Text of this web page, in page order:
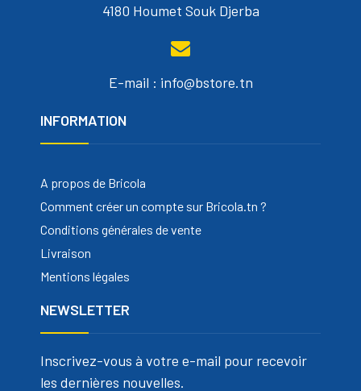
4180 Houmet Souk Djerba
E-mail : info@bstore.tn
INFORMATION
A propos de Bricola
Comment créer un compte sur Bricola.tn ?
Conditions générales de vente
Livraison
Mentions légales
NEWSLETTER
Inscrivez-vous à votre e-mail pour recevoir
les dernières nouvelles.